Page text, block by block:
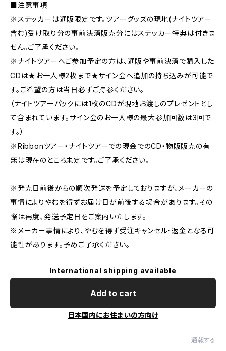
■注意事項
※ステッカーは通販限定です。ツアーグッズの現地(ナイトツアー
含む)受け取り分の事前決済販売分にはステッカー特典は付きま
せん。ご了承ください。
※ナイトツアーへご参加予定の方は、通販や事前決済で購入した
CDは★お一人様2枚まで★サイン会へ追加の持ち込みが可能で
す。ご希望の方は当日必ずご持参ください。
（ナイトツアーパックには1枚のCDが現地お渡しのプレゼントとし
て含まれています。サイン会のお一人様の最大参加回数は3回で
す。）
※Ribbonツアー・ナイトツアーでの現金でのCD・物販販売の有
無は現在のところ未定です。ご了承ください。
※発売日前後からの順次発送を予定しておりますが、メーカーの
事情によりやむを得ずお届け日が前後する場合があります。その
際は再度、発送予定日をご案内いたします。
※メーカー事情により、やむを得ず受注キャンセル・返金となる可
能性があります。予めご了承ください。
International shipping available
Add to cart
日本国内にお住まいの方向け
通報する